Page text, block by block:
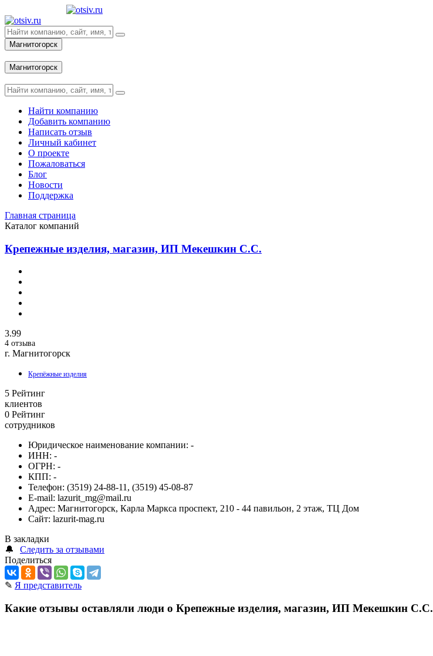
Магнитогорск
Магнитогорск
Найти компанию
Добавить компанию
Написать отзыв
Личный кабинет
О проекте
Пожаловаться
Блог
Новости
Поддержка
Главная страница
Каталог компаний
Крепежные изделия, магазин, ИП Мекешкин С.С.
3.99
4 отзыва
г. Магнитогорск
Крепёжные изделия
5 Рейтинг
клиентов
0 Рейтинг
сотрудников
Юридическое наименование компании: -
ИНН: -
ОГРН: -
КПП: -
Телефон: (3519) 24-88-11, (3519) 45-08-87
E-mail: lazurit_mg@mail.ru
Адрес: Магнитогорск, Карла Маркса проспект, 210 - 44 павильон, 2 этаж, ТЦ Дом
Сайт: lazurit-mag.ru
В закладки
🔔
Следить за отзывами
Поделиться
✎ Я представитель
Какие отзывы оставляли люди о Крепежные изделия, магазин, ИП Мекешкин С.С.